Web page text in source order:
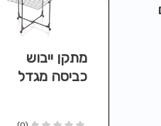
מתקן ייבוש
כביסה מגדל